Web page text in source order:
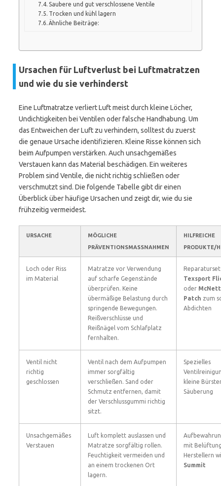
Saubere und gut verschlossene Ventile
Trocken und kühl lagern
Ähnliche Beiträge:
Ursachen für Luftverlust bei Luftmatratzen
und wie du sie verhinderst
Eine Luftmatratze verliert Luft meist durch kleine Löcher,
Undichtigkeiten bei Ventilen oder falsche Handhabung. Um
das Entweichen der Luft zu verhindern, solltest du zuerst
die genaue Ursache identifizieren. Kleine Risse können sich
beim Aufpumpen verstärken. Auch unsachgemäßes
Verstauen kann das Material beschädigen. Ein weiteres
Problem sind Ventile, die nicht richtig schließen oder
verschmutzt sind. Die folgende Tabelle gibt dir einen
Überblick über häufige Ursachen und zeigt dir, wie du sie
frühzeitig vermeidest.
URSACHE
MÖGLICHE
PRÄVENTIONSMASSNAHMEN
HILFREICHE
PRODUKTE/
Loch oder Riss
im Material
Matratze vor Verwendung
auf scharfe Gegenstände
überprüfen. Keine
übermäßige Belastung durch
springende Bewegungen.
Reißverschlüsse und
Reißnägel vom Schlafplatz
fernhalten.
Texsport
oder
Patch zum
Abdichten
Ventil nicht
richtig
geschlossen
Ventil nach dem Aufpumpen
immer sorgfältig
verschließen. Sand oder
Schmutz entfernen, damit
der Verschlussgummi richtig
sitzt.
Spezielles
kleine
Säuberung
Unsachgemäßes
Verstauen
Luft komplett auslassen und
Matratze sorgfältig rollen.
Feuchtigkeit vermeiden und
an einem trockenen Ort
lagern.
mit
Herstellern
Summit